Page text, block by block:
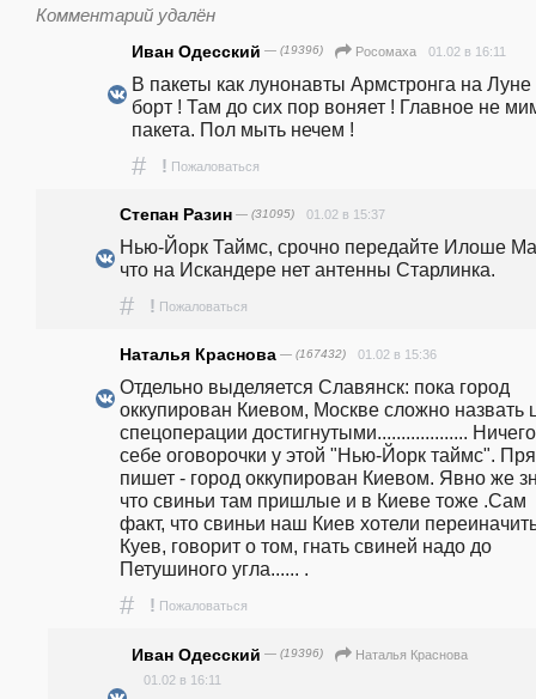
Комментарий удалён
Иван Одесский — (19396) Росомаха 01.02 в 16:11
В пакеты как лунонавты Армстронга на Луне
борт ! Там до сих пор воняет ! Главное не
пакета. Пол мыть нечем !
# ! Пожаловаться
Степан Разин — (31095) 01.02 в 15:37
Нью-Йорк Таймс, срочно передайте Илоше
что на Искандере нет антенны Старлинка.
# ! Пожаловаться
Наталья Краснова — (167432) 01.02 в 15:36
Отдельно выделяется Славянск: пока город
оккупирован Киевом, Москве сложно назвать
спецоперации достигнутыми................... Ничего
себе оговорочки у этой "Нью-Йорк таймс".
пишет - город оккупирован Киевом. Явно же
что свиньи там пришлые и в Киеве тоже .Сам
факт, что свиньи наш Киев хотели
Куев, говорит о том, гнать свиней надо до
Петушиного угла...... .
# ! Пожаловаться
Иван Одесский — (19396)
Наталья Краснова
01.02 в 16:11